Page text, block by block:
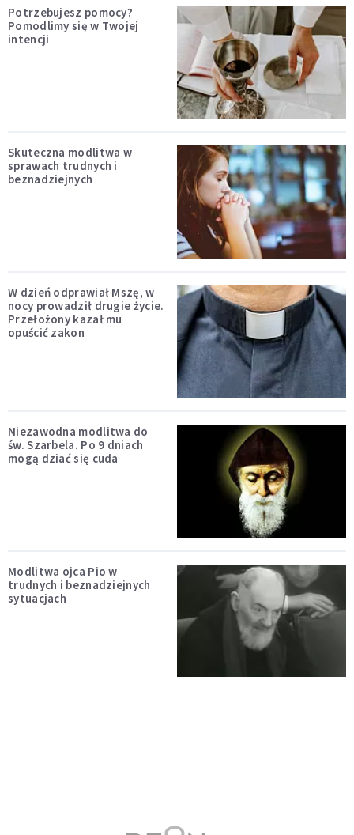
Potrzebujesz pomocy?
Pomodlimy się w Twojej
intencji
Skuteczna modlitwa w
sprawach trudnych i
beznadziejnych
W dzień odprawiał Mszę, w
nocy prowadził drugie życie.
Przełożony kazał mu
opuścić zakon
Niezawodna modlitwa do
św. Szarbela. Po 9 dniach
mogą dziać się cuda
Modlitwa ojca Pio w
trudnych i beznadziejnych
sytuacjach